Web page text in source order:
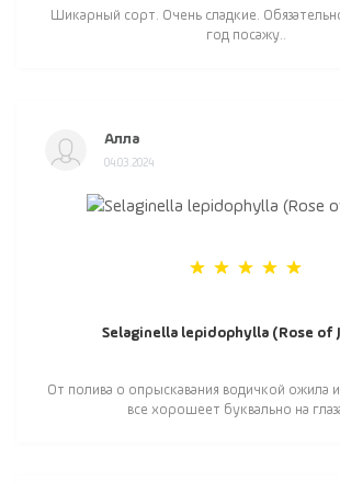
Шикарный сорт. Очень сладкие.
год посажу..
Алла
04.03.2024
Selaginella lepidophylla (Rose of
От полива о опрыскавания водичкой ожила
все хорошеет буквально на